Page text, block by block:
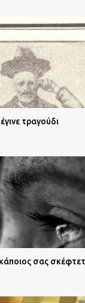
τραγούδι
σας